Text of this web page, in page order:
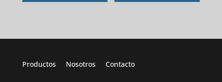
Productos Nosotros Contacto